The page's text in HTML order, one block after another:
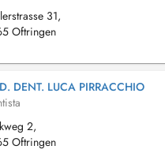
31,
Oftringen
DENT. LUCA PIRRACCHIO
2,
Oftringen